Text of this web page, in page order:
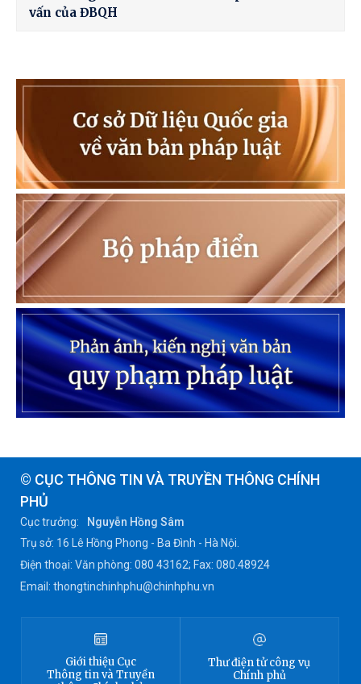
vấn của ĐBQH
© CỤC THÔNG TIN VÀ TRUYỀN THÔNG CHÍNH
PHỦ
Cục trưởng:
Nguyễn Hồng Sâm
Trụ sở: 16 Lê Hồng Phong - Ba Đình - Hà Nội.
Điện thoại: Văn phòng: 080 43162; Fax: 080.48924
Email: thongtinchinhphu@chinhphu.vn
Giới thiệu Cục
Thông tinvà Truyền
Thư điện tử công vụ
Chính phủ